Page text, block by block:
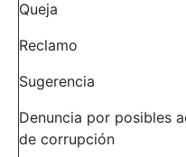
Queja
Reclamo
Sugerencia
Denuncia por posibles
de corrupción